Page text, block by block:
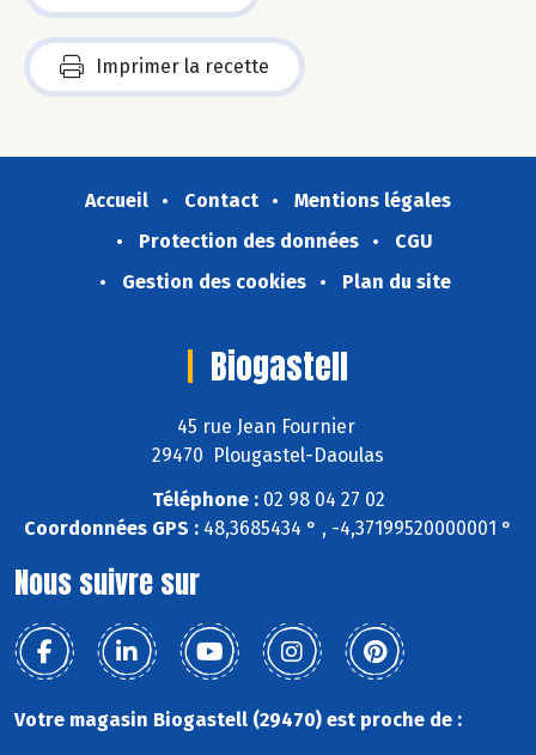
Imprimer la recette
Accueil Contact
Mentions légales
Protection des données
CGU
Gestion des cookies
Plan du site
Biogastell
45 rue Jean Fournier
29470 Plougastel-Daoulas
Téléphone :02 98 04 27 02
Coordonnées GPS : 48,3685434 ° , -4,37199520000001 °
Nous suivre sur
Votre magasin Biogastell (29470) est proche de :